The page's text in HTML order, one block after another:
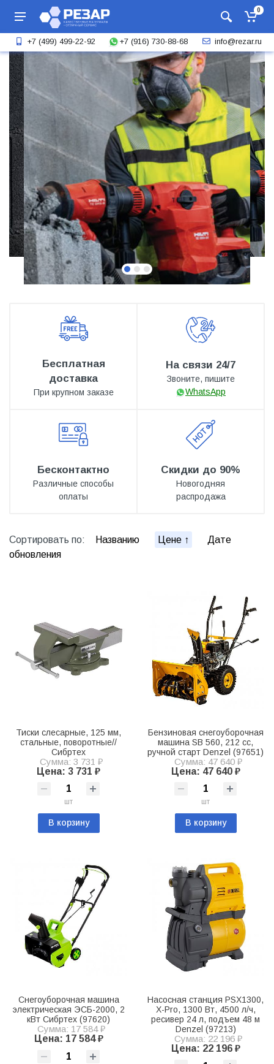
0
+7 (499) 499-22-92 +7 (916) 730-88-68 info@rezar.ru
Бесплатная
доставка
При крупном заказе
На связи 24/7
Звоните, пишите
WhatsApp
Бесконтактно
Различные способы
оплаты
Скидки до 90%
Новогодняя
распродажа
Сортировать по: Названию Цене
Дате
обновления
Тиски слесарные, 125 мм,
стальные, поворотные//
Сибртех
Сумма: 3 731 ₽
Цена: 3 731 ₽
шт
В корзину
Бензиновая снегоуборочная
машина SB 560, 212 cc,
ручной старт Denzel (97651)
Сумма: 47 640 ₽
Цена: 47 640 ₽
шт
В корзину
Снегоуборочная машина
электрическая ЭСБ-2000, 2
кВт Сибртех (97620)
Сумма: 17 584 ₽
Цена: 17 584 ₽
Насосная станция PSХ1300,
Х-Pro, 1300 Вт, 4500 л/ч,
ресивер 24 л, подъем 48 м
Denzel (97213)
Сумма: 22 196 ₽
Цена: 22 196 ₽